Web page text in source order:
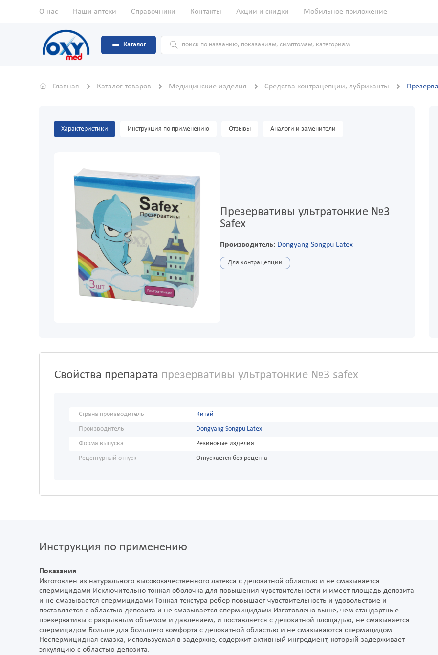
О нас Наши аптеки Справочники Контакты Акции и скидки Мобильное приложение
Каталог
Главная Каталог товаров Медицинские изделия Средства контрацепции, лубриканты
Характеристики Инструкция по применению Отзывы Аналоги и заменители
Презервативы ультратонкие №3
Safex
Производитель: Dongyang Songpu Latex
Для контрацепции
Свойства препарата презервативы ультратонкие №3 safex
Страна производитель
Китай
Производитель
Dongyang Songpu Latex
Форма выпуска
Резиновые изделия
Рецептурный отпуск
Отпускается без рецепта
Инструкция по применению
Показания
Изготовлен из натурального высококачественного латекса с депозитной областью и не смазывается
спермицидами Исключительно тонкая оболочка для повышения чувствительности и имеет площадь депозита
и не смазывается спермицидами Тонкая текстура ребер повышает чувствительность и удовольствие и
поставляется с областью депозита и не смазывается спермицидами Изготовлено выше, чем стандартные
презервативы с разрывным объемом и давлением, и поставляется с депозитной площадью, не смазывается
спермицидом Больше для большего комфорта с депозитной областью и не смазываются спермицидом
Неспермицидная смазка, используемая в задержке, содержит активный ингредиент, который задерживает
эякуляцию с областью депозита.